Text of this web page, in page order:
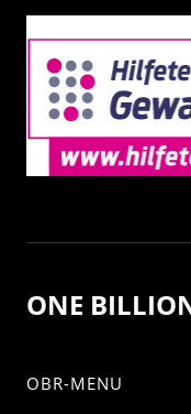
ONE
OBR-MENU